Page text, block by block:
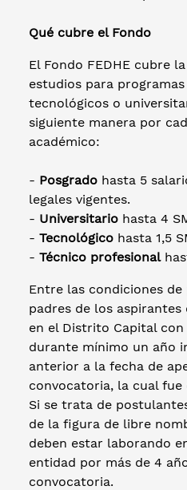
Qué cubre el Fondo
El Fondo FEDHE cubre
estudios para
tecnológicos o
siguiente manera por
académico:
- Posgrado hasta 5
legales vigentes.
- Universitario hasta 4
- Tecnológico hasta 1,5
- Técnico profesional
Entre las condiciones
padres de los
en el Distrito Capital
durante mínimo un año
anterior a la fecha de
convocatoria, la cual fue
Si se trata de
de la figura de libre
deben estar laborando
entidad por más de 4
convocatoria.